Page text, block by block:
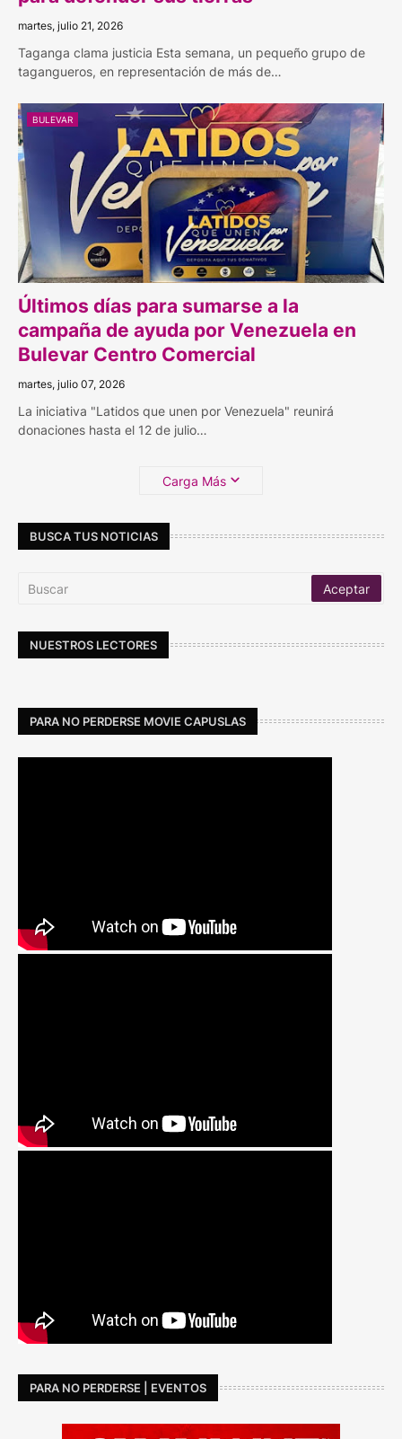
martes, julio 21, 2026
Taganga clama justicia Esta semana, un pequeño grupo de
tagangueros, en representación de más de…
BULEVAR
Últimos días para sumarse a la
campaña de ayuda por Venezuela en
Bulevar Centro Comercial
martes, julio 07, 2026
La iniciativa "Latidos que unen por Venezuela" reunirá
donaciones hasta el 12 de julio…
Carga Más
BUSCA TUS NOTICIAS
NUESTROS LECTORES
PARA NO PERDERSE MOVIE CAPUSLAS
PARA NO PERDERSE | EVENTOS